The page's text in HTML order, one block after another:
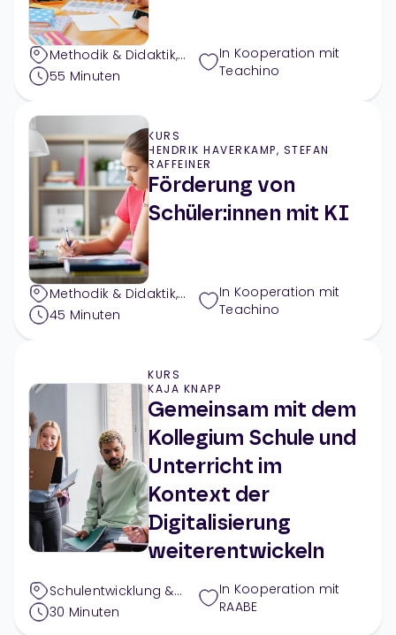
Methodik & Didaktik,
Digitales
55 Minuten
In Kooperation mit
Teachino
KURS
HENDRIK HAVERKAMP, STEFAN
RAFFEINER
Förderung von
Schüler:innen mit KI
Methodik & Didaktik,
Pädagogik
45 Minuten
In Kooperation mit
Teachino
KURS
KAJA KNAPP
Gemeinsam mit dem
Kollegium Schule und
Unterricht im
Kontext der
Digitalisierung
weiterentwickeln
Schulentwicklung &
Außerunterrichtliches
30 Minuten
In Kooperation mit
RAABE